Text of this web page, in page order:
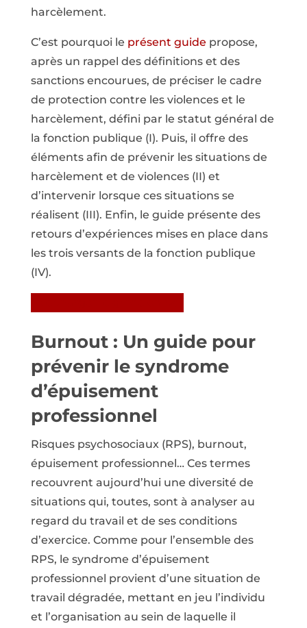
harcèlement.
C’est pourquoi le présent guide propose,
après un rappel des définitions et des
sanctions encourues, de préciser le cadre
de protection contre les violences et le
harcèlement, défini par le statut général de
la fonction publique (I). Puis, il offre des
éléments afin de prévenir les situations de
harcèlement et de violences (II) et
d’intervenir lorsque ces situations se
réalisent (III). Enfin, le guide présente des
retours d’expériences mises en place dans
les trois versants de la fonction publique
(IV).
Burnout : Un guide pour
prévenir le syndrome
d’épuisement
professionnel
Risques psychosociaux (RPS), burnout,
épuisement professionnel… Ces termes
recouvrent aujourd’hui une diversité de
situations qui, toutes, sont à analyser au
regard du travail et de ses conditions
d’exercice. Comme pour l’ensemble des
RPS, le syndrome d’épuisement
professionnel provient d’une situation de
travail dégradée, mettant en jeu l’individu
et l’organisation au sein de laquelle il